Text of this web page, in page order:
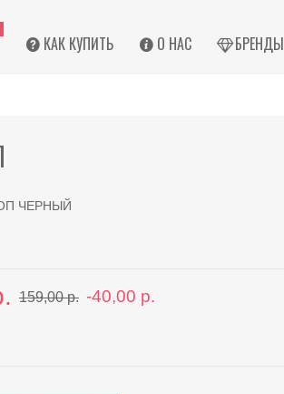
КАК КУПИТЬ О НАС БРЕНДЫ
ЧЕРНЫЙ
159,00 р. -40,00 р.